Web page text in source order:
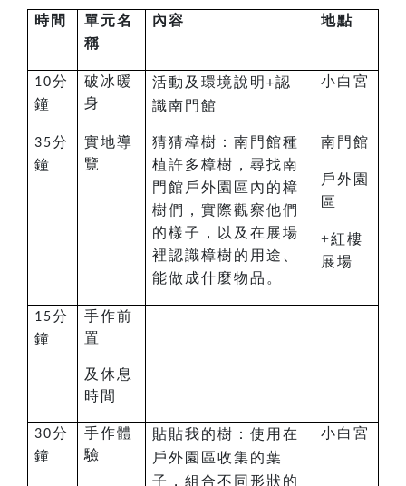
時間
單元名
稱
內容 地點
10分
鐘
破冰 暖
身
活動及環境說明 +認
識南門館
小白宮
35分
鐘
實地導
覽
猜猜樟樹： 南門館種
植許多樟樹，尋找南
門館戶外園區內的樟
樹們，實際觀察他們
的樣子，以及在展場
裡認識樟樹的用途、
能做成什麼物品。
南門館
戶外園
區
+紅樓
展場
15分
鐘
手作前
置
及休息
時間
30分
鐘
手作體
驗
貼貼我的樹：使用在
戶外園區收集的葉
子，組合不同形狀的
小白宮